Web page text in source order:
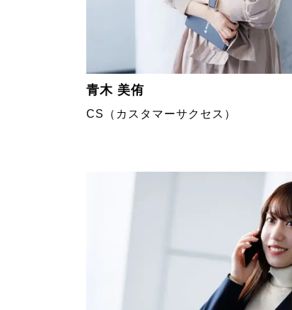
青木 美侑
CS（カスタマーサクセス）